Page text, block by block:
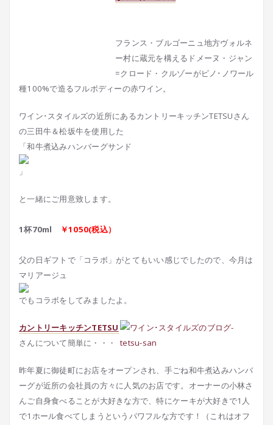
フランス・ブルゴーニュ地方ヴォルネ
ー村に蔵元を構えるドメーヌ・ジャン
=クロード・クルゾーがピノ･ノワール
種100%で造るフルボディーの赤ワイン。
ワイン･スタイルズの近所にあるカントリーキッチンTETSUさん
の三田牛＆松坂牛を使用した
「和牛煮込みハンバーグサンド
」
と一緒にご用意致します。
1杯70ml ￥1050(税込）
父の日ギフトで「コラボ」がとてもいい感じでしたので、今月は
マリアージュ
でもコラボをしてみましたよ。
カントリーキッチンTETSU
さんについて簡単に・・・
昨年夏に御徒町にお店をオープンされ、手ごね和牛煮込みハンバ
ーグが近所の会社員の方々に人気のお店です。オーナーの小林さ
んご自身食べることが大好きな方で、特にケーキが大好きで1人
で1ホール食べてしまうというパワフルな方です！（これはオフ